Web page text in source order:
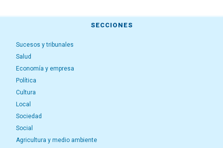
SECCIONES
Sucesos y tribunales
Salud
Economía y empresa
Política
Cultura
Local
Sociedad
Social
Agricultura y medio ambiente